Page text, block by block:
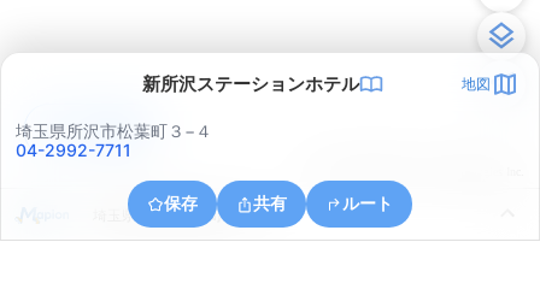
新所沢ステーションホテル 地図
埼玉県所沢市松葉町３−４
04-2992-7711
保存 共有 ルート
埼玉県所沢市美原町５丁目
アプリで見る